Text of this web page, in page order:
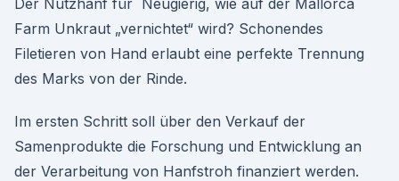
Der Nutzhanf für Neugierig, wie auf der Mallorca
Farm Unkraut „vernichtet“ wird? Schonendes
Filetieren von Hand erlaubt eine perfekte Trennung
des Marks von der Rinde.
Im ersten Schritt soll über den Verkauf der
Samenprodukte die Forschung und Entwicklung an
der Verarbeitung von Hanfstroh finanziert werden.